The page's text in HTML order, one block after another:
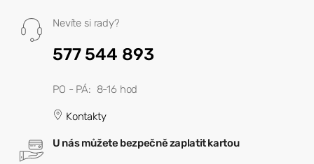
Nevíte si rady?
577 544 893
PO - PÁ: 8-16 hod
Kontakty
U nás můžete bezpečně zaplatit kartou